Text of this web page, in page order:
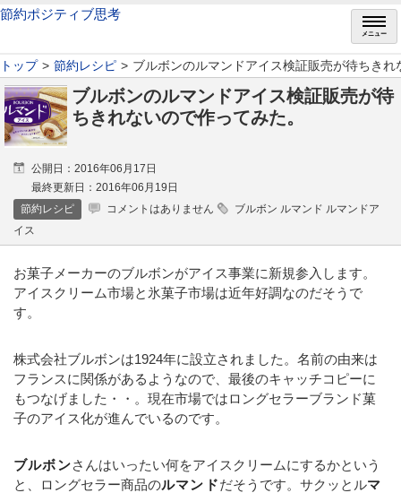
節約ポジティブ思考
メニュー
トップ 節約レシピ ブルボンのルマンドアイス検証販売が待ちき
ブルボンのルマンドアイス検証販売が待
ちきれないので作ってみた。
公開日：2016年06月17日
最終更新日：2016年06月19日
節約レシピ
コメントはありません
ブルボン ルマンド ルマンドア
イス
お菓子メーカーのブルボンがアイス事業に新規参入します。
アイスクリーム市場と氷菓子市場は近年好調なのだそうで
す。
株式会社ブルボンは1924年に設立されました。名前の由来は
フランスに関係があるようなので、最後のキャッチコピーに
もつなげました・・。現在市場ではロングセラーブランド菓
子のアイス化が進んでいるのです。
ブルボンさんはいったい何をアイスクリームにするかという
と、ロングセラー商品のルマンドだそうです。サクッとルマ